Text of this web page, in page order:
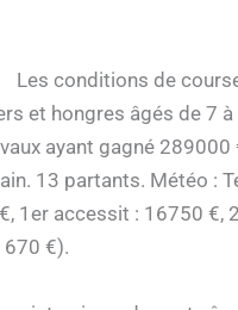
Les conditions de
et hongres âgés de 7
ayant gagné
13 partants. Météo :
1er accessit : 16750 €,
670 €).